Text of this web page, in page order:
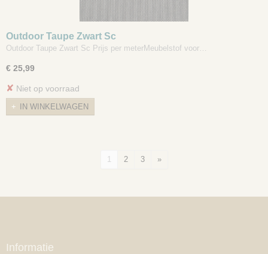
Outdoor Taupe Zwart Sc
Outdoor Taupe Zwart Sc Prijs per meterMeubelstof voor…
€ 25,99
✘ Niet op voorraad
IN WINKELWAGEN
1 2 3 »
Informatie